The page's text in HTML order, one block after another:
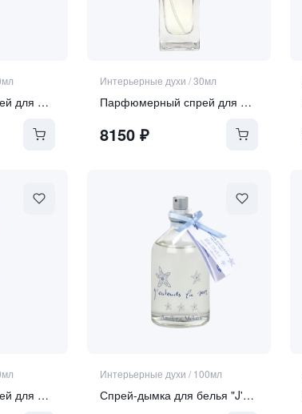
Парфюмерный спрей для дома "Zanzibar"
Интерьерные духи /30мл
Парфюмерный спрей для дома "Herbes Sauvages"
8150 ₽
Парфюмерный спрей для дома "Ambre Noir"
Интерьерные духи / 100мл
Спрей-дымка для белья "J'ENTENDS LA MER SENTEURS" | "Я СЛЫШУ АРОМАТ МОРЯ"